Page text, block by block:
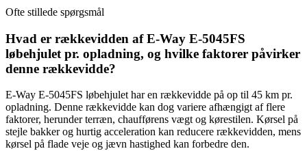
Ofte stillede spørgsmål
Hvad er rækkevidden af E-Way E-5045FS
løbehjulet pr. opladning, og hvilke faktorer påvirker
denne rækkevidde?
E-Way E-5045FS løbehjulet har en rækkevidde på op til 45 km pr.
opladning. Denne rækkevidde kan dog variere afhængigt af flere
faktorer, herunder terræn, chaufførens vægt og kørestilen. Kørsel på
stejle bakker og hurtig acceleration kan reducere rækkevidden, mens
kørsel på flade veje og jævn hastighed kan forbedre den.